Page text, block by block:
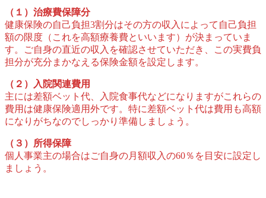
（１）治療費保障分
健康保険の自己負担3割分はその方の収入によって自己負担
額の限度（これを高額療養費といいます）が決まっていま
す。ご自身の直近の収入を確認させていただき、この実費負
担分が充分まかなえる保険金額を設定します。
（２）入院関連費用
主には差額ベット代、入院食事代などになりますがこれらの
費用は健康保険適用外です。特に差額ベット代は費用も高額
になりがちなのでしっかり準備しましょう。
（３）所得保障
個人事業主の場合はご自身の月額収入の60％を目安に設定し
ましょう。